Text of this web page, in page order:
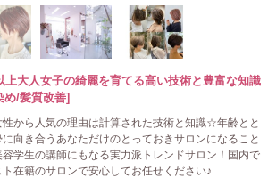
上大人女子の綺麗を育てる高い技術と豊富な知識
め/髪質改善]
性から人気の理由は計算された技術と知識☆年齢とと
向き合うあなただけのとっておきサロンになること
学生の講師にもなる実力派トレンドサロン！国内で
在籍のサロンで安心してお任せください♪